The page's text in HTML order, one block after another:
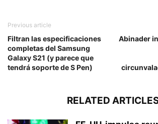
Previous article
Filtran las especificaciones
completas del Samsung
Galaxy S21 (y parece que
tendrá soporte de S Pen)
Abinader
RELATED